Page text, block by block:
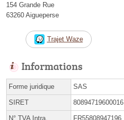
154 Grande Rue
63260 Aigueperse
Trajet Waze
Informations
Forme juridique SAS
SIRET 80894719600016
N° TVA Intra. FR55808947196